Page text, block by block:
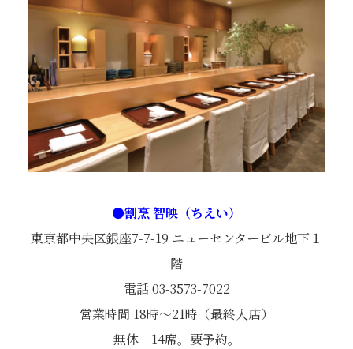
●割烹 智映（ちえい）
東京都中央区銀座7-7-19 ニューセンタービル地下１
階
電話 03-3573-7022
営業時間 18時～21時（最終入店）
無休 14席。要予約。